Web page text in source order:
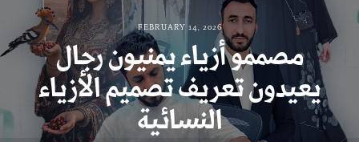
FEBRUARY 14, 2026
مصممو أزياء يمنيون رجال
يعيدون تعريف تصميم الأزياء
النسائية